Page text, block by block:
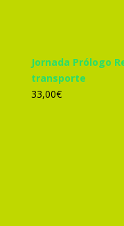
Jornada Prólogo
transporte
33,00€